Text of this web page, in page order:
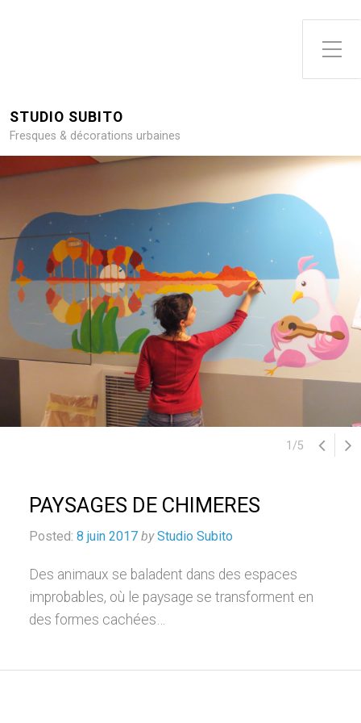
Toggle Side Menu
STUDIO SUBITO
Fresques & décorations urbaines
1 /5
PAYSAGES DE CHIMERES
Posted: 8 juin 2017 by Studio Subito
Des animaux se baladent dans des espaces
improbables, où le paysage se transforment en
des formes cachées…